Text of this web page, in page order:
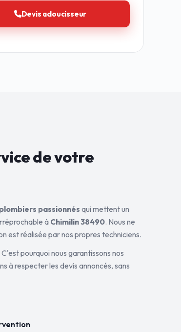
Devis adoucisseur
devotre
plombiers passionnés qui mettent un
à Chimilin 38490. Nous ne
est réalisée par nos propres techniciens.
C'est pourquoi nous garantissons nos
à respecter les devis annoncés, sans